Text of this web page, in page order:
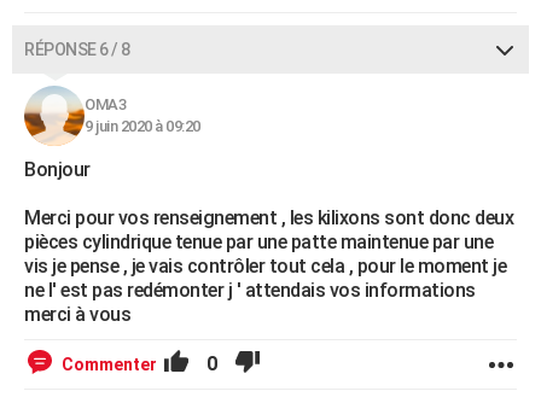
RÉPONSE 6 / 8
OMA3
9 juin 2020 à 09:20
Bonjour
Merci pour vos renseignement , les kilixons sont donc deux
pièces cylindrique tenue par une patte maintenue par une
vis je pense , je vais contrôler tout cela , pour le moment je
ne l' est pas redémonter j ' attendais vos informations
merci à vous
Commenter 0